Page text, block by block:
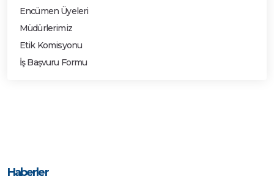
Encümen Üyeleri
Müdürlerimiz
Etik Komisyonu
İş Başvuru Formu
Haberler